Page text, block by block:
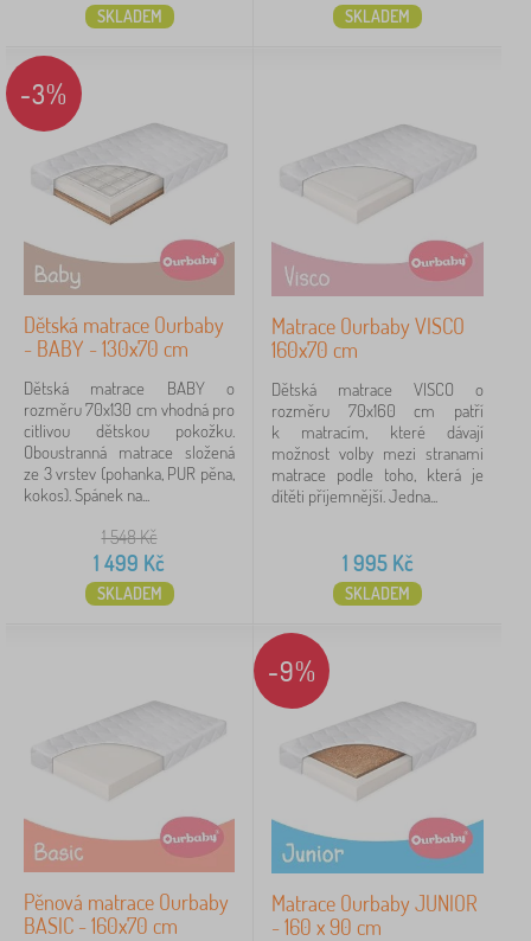
SKLADEM SKLADEM
-3%
Dětská matrace Ourbaby
- BABY - 130x70 cm
Dětská matrace BABY o
rozměru 70x130 cm vhodná pro
citlivou dětskou pokožku.
Oboustranná matrace složená
ze 3 vrstev (pohanka, PUR pěna,
kokos). Spánek na...
1 548Kč
1 499 Kč
SKLADEM
Matrace Ourbaby VISCO
160x70 cm
Dětská matrace VISCO o
rozměru 70x160 cm patří
k matracím, které dávají
možnost volby mezi stranami
matrace podle toho, která je
dítěti příjemnější. Jedna...
1 995Kč
SKLADEM
Pěnová matrace Ourbaby
BASIC - 160x70 cm
-9%
Matrace Ourbaby JUNIOR
- 160 x 90 cm